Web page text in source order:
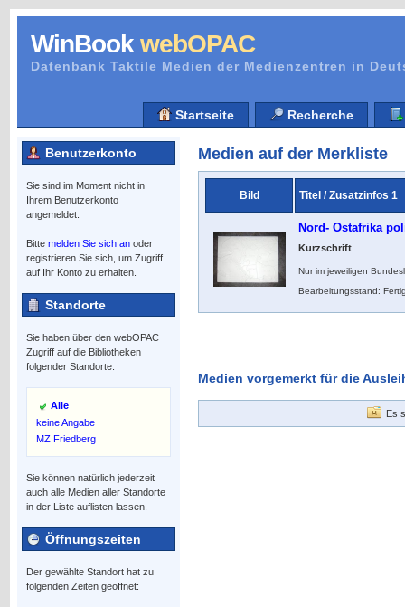
WinBook webOPAC
Datenbank Taktile Medien der Medienzentren in
Startseite Recherche
Benutzerkonto
Sie sind im Moment nicht in
Ihrem Benutzerkonto
angemeldet.
Bitte melden Sie sich an oder
registrieren Sie sich, um Zugriff
auf Ihr Konto zu erhalten.
Standorte
Sie haben über den webOPAC
Zugriff auf die Bibliotheken
folgender Standorte:
Alle
keine Angabe
MZ Friedberg
Sie können natürlich jederzeit
auch alle Medien aller Standorte
in der Liste auflisten lassen.
Öffnungszeiten
Der gewählte Standort hat zu
folgenden Zeiten geöffnet:
Medien auf der Merkliste
Bild Titel / Zusatzinfos 1
Nord- Ostafrika
Kurzschrift
Nur im jeweiligen
Bearbeitungsstand:
Medien vorgemerkt für die
Es